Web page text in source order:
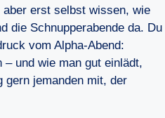
aber erst selbst wissen, wie
die Schnupperabende da. Du
vom Alpha-Abend:
– und wie man gut einlädt,
gern jemanden mit, der